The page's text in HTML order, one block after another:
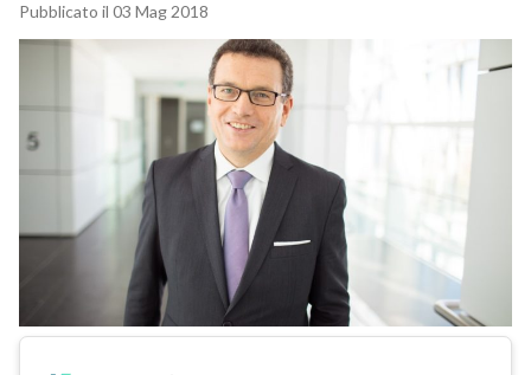
Pubblicato il 03 Mag 2018